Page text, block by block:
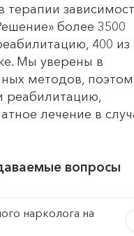
более 3500
400 из
Мы уверены в
методов,
реабилитацию,
лечение в
вопросы
нарколога на